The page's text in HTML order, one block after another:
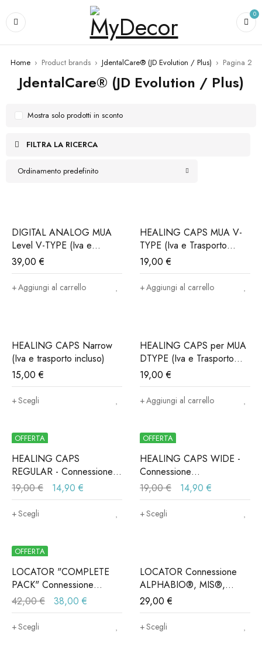
0
Home › Product brands › JdentalCare® (JD Evolution / Plus) › Pagina 2
JdentalCare® (JD Evolution / Plus)
FILTRA LA RICERCA
Ordinamento predefinito
Mostra solo prodotti in sconto
DIGITAL ANALOG MUA
Level V-TYPE (Iva e
Trasporto incluso)
39,00€
Aggiungi al carrello
HEALING CAPS MUA V-
TYPE (Iva e Trasporto
incluso)
19,00€
Aggiungi al carrello
HEALING CAPS Narrow
(Iva e trasporto incluso)
15,00€
Scegli
HEALING CAPS per MUA
DTYPE (Iva e Trasporto
Incluso)
19,00€
Aggiungi al carrello
OFFERTA
HEALING CAPS
REGULAR - Connessione
ALPHABIO®, MIS®,
NORIS®..(Iva e trasporto
incluso)
19,00€ 14,90 €
Scegli
OFFERTA
HEALING CAPS WIDE -
Connessione
ALPHABIO®, MIS®,
NORIS®..(Iva e trasporto
incluso)
19,00€ 14,90 €
Scegli
OFFERTA
LOCATOR "COMPLETE
PACK" Connessione
ALPHABIO®, MIS®,
NORIS®..(Iva e trasporto
incluso)
42,00€ 38,00 €
Scegli
LOCATOR Connessione
ALPHABIO®, MIS®,
NORIS®..(Iva e trasporto
incluso)
29,00€
Scegli